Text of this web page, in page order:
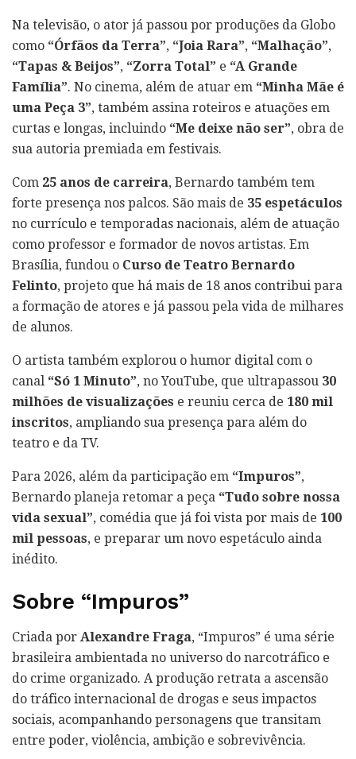
Na televisão, o ator já passou por produções da Globo
como “Órfãos da Terra”, “Joia Rara”, “Malhação”,
“Tapas & Beijos”, “Zorra Total” e “A Grande
Família”. No cinema, além de atuar em “Minha Mãe é
uma Peça 3”, também assina roteiros e atuações em
curtas e longas, incluindo “Me deixe não ser”, obra de
sua autoria premiada em festivais.
Com 25 anos de carreira, Bernardo também tem
forte presença nos palcos. São mais de 35 espetáculos
no currículo e temporadas nacionais, além de atuação
como professor e formador de novos artistas. Em
Brasília, fundou o Curso de Teatro Bernardo
Felinto, projeto que há mais de 18 anos contribui para
a formação de atores e já passou pela vida de milhares
de alunos.
O artista também explorou o humor digital com o
canal “Só 1 Minuto”, no YouTube, que ultrapassou 30
milhões de visualizações e reuniu cerca de 180 mil
inscritos, ampliando sua presença para além do
teatro e da TV.
Para 2026, além da participação em “Impuros”,
Bernardo planeja retomar a peça “Tudo sobre nossa
vida sexual”, comédia que já foi vista por mais de 100
mil pessoas, e preparar um novo espetáculo ainda
inédito.
Sobre “Impuros”
Criada por Alexandre Fraga, “Impuros” é uma série
brasileira ambientada no universo do narcotráfico e
do crime organizado. A produção retrata a ascensão
do tráfico internacional de drogas e seus impactos
sociais, acompanhando personagens que transitam
entre poder, violência, ambição e sobrevivência.